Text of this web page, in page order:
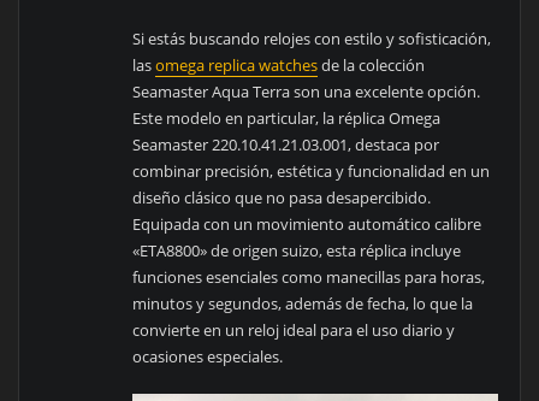
Si estás buscando relojes con estilo y sofisticación,
lasomega replica watchesde la colección
Seamaster Aqua Terra son una excelente opción.
Este modelo en particular, la réplica Omega
Seamaster 220.10.41.21.03.001, destaca por
combinar precisión, estética y funcionalidad en un
diseño clásico que no pasa desapercibido.
Equipada con un movimiento automático calibre
«ETA8800» de origen suizo, esta réplica incluye
funciones esenciales como manecillas para horas,
minutos y segundos, además de fecha, lo que la
convierte en un reloj ideal para el uso diario y
ocasiones especiales.